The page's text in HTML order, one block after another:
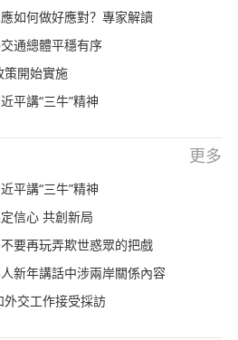
如何做好應對？專家解讀
通總體平穩有序
策開始實施
平講“三牛”精神
更多
平講“三牛”精神
信心 共創新局
要再玩弄欺世惑眾的把戲
新年講話中涉兩岸關係內容
交工作接受採訪